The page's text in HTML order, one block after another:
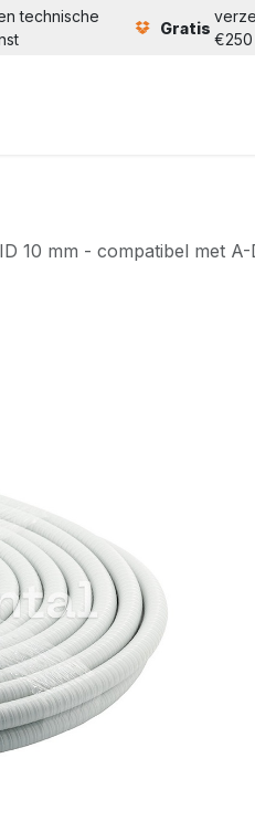
technische
Gratis
€250
10 mm - compatibel met